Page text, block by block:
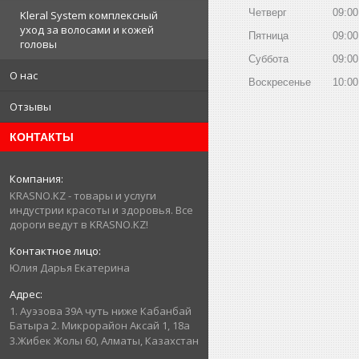
Kleral System комплексный
уход за волосами и кожей
головы
О нас
Отзывы
КОНТАКТЫ
KRASNO.KZ - товары и услуги
индустрии красоты и здоровья. Все
дороги ведут в KRASNO.KZ!
Юлия Дарья Екатерина
1. Ауэзова 39А чуть ниже Кабанбай
Батыра ㅤㅤㅤㅤㅤㅤㅤㅤㅤㅤㅤㅤㅤㅤ2. ​Микрорайон Аксай 1, 18а
3.Жибек Жолы 60, Алматы, Казахстан
Четверг
09:00
Пятница
09:00
Суббота
09:00
Воскресенье
10:00